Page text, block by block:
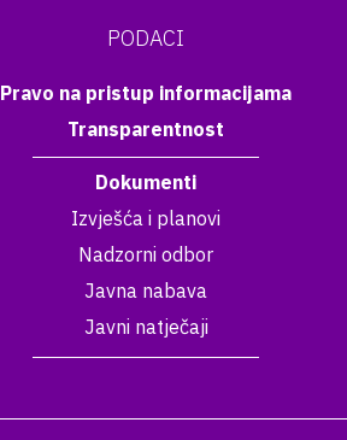
PODACI
Pravo na pristup informacijama
Transparentnost
Dokumenti
Izvješća i planovi
Nadzorni odbor
Javna nabava
Javni natječaji